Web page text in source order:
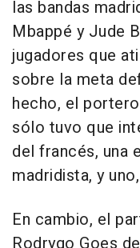
las bandas
Mbappé y Jude
jugadores que
sobre la meta
hecho, el
sólo tuvo que
del francés, una
madridista, y
En cambio, el